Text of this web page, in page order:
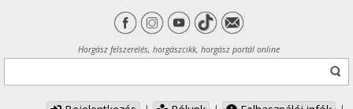
Horgász felszerelés, horgászcikk, horgász portál online